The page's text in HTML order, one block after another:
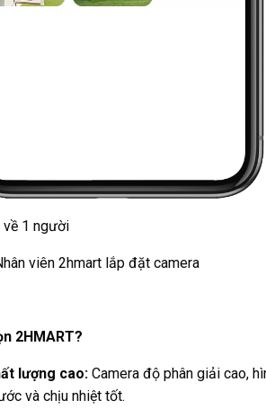
viên 2hmart lắp đặt camera
2HMART?
lượng cao: Camera độ phân giải cao,
và chịu nhiệt tốt.